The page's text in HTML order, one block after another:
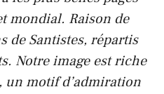
mondial. Raison de
de Santistes, répartis
Notre image est riche
motif d’admiration